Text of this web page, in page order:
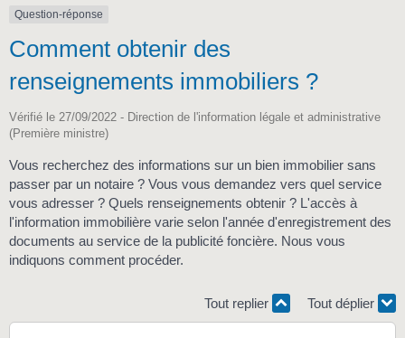
Question-réponse
Comment obtenir des
renseignements immobiliers ?
Vérifié le 27/09/2022 - Direction de l'information légale et administrative
(Première ministre)
Vous recherchez des informations sur un bien immobilier sans
passer par un notaire ? Vous vous demandez vers quel service
vous adresser ? Quels renseignements obtenir ? L'accès à
l'information immobilière varie selon l'année d'enregistrement des
documents au service de la publicité foncière. Nous vous
indiquons comment procéder.
Tout replier Tout déplier